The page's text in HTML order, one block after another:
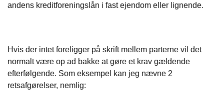
andens kreditforeningslån i fast ejendom eller lignende.
Hvis der intet foreligger på skrift mellem parterne vil det
normalt være op ad bakke at gøre et krav gældende
efterfølgende. Som eksempel kan jeg nævne 2
retsafgørelser, nemlig: